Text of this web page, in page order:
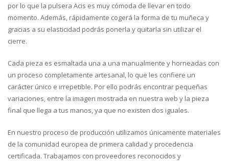
por lo que la pulsera Acis es muy cómoda de llevar en todo
momento. Además, rápidamente cogerá la forma de tu muñeca y
gracias a su elasticidad podrás ponerla y quitarla sin utilizar el
cierre.
Cada pieza es esmaltada una a una manualmente y horneadas con
un proceso completamente artesanal, lo que les confiere un
carácter único e irrepetible. Por ello podrás encontrar pequeñas
variaciones, entre la imagen mostrada en nuestra web y la pieza
final que llega a tus manos, ya que no existen dos iguales.
En nuestro proceso de producción utilizamos únicamente materiales
de la comunidad europea de primera calidad y procedencia
certificada. Trabajamos con proveedores reconocidos y